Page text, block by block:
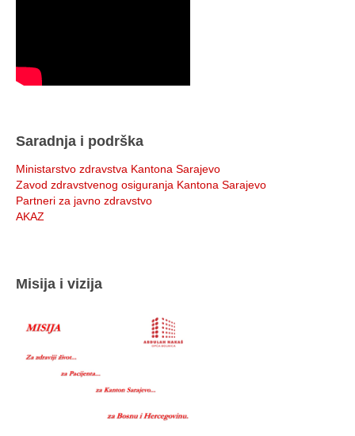
Saradnja i podrška
Ministarstvo zdravstva Kantona Sarajevo
Zavod zdravstvenog osiguranja Kantona Sarajevo
Partneri za javno zdravstvo
AKAZ
Misija i vizija